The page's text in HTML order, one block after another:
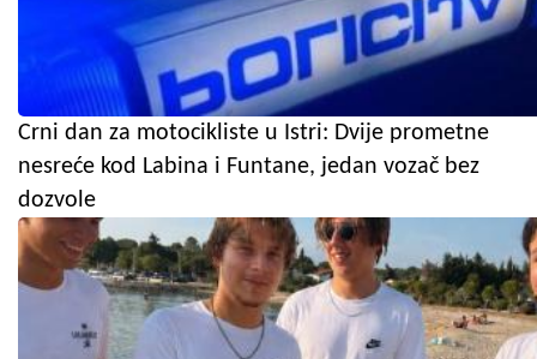
Crni dan za motocikliste u Istri: Dvije prometne
nesreće kod Labina i Funtane, jedan vozač bez
dozvole